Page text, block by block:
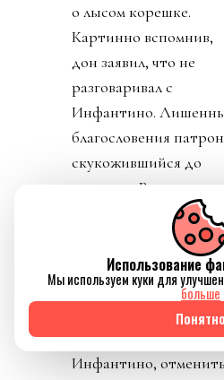
о лысом корешке.
Картинно вспомнив,
дон заявил, что не
разговаривал с
Инфантино.
благословения
скукожившийся до
размеров Волдеморта,
Джанни, скуля, начал
репостить
текст друг друга
федераций,
приветствовавших
решение его,
Инфантино, отменить
Использование
Мы используем куки для
больше
Понятно